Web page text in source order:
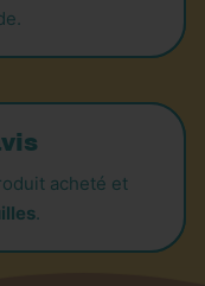
acheté et
.